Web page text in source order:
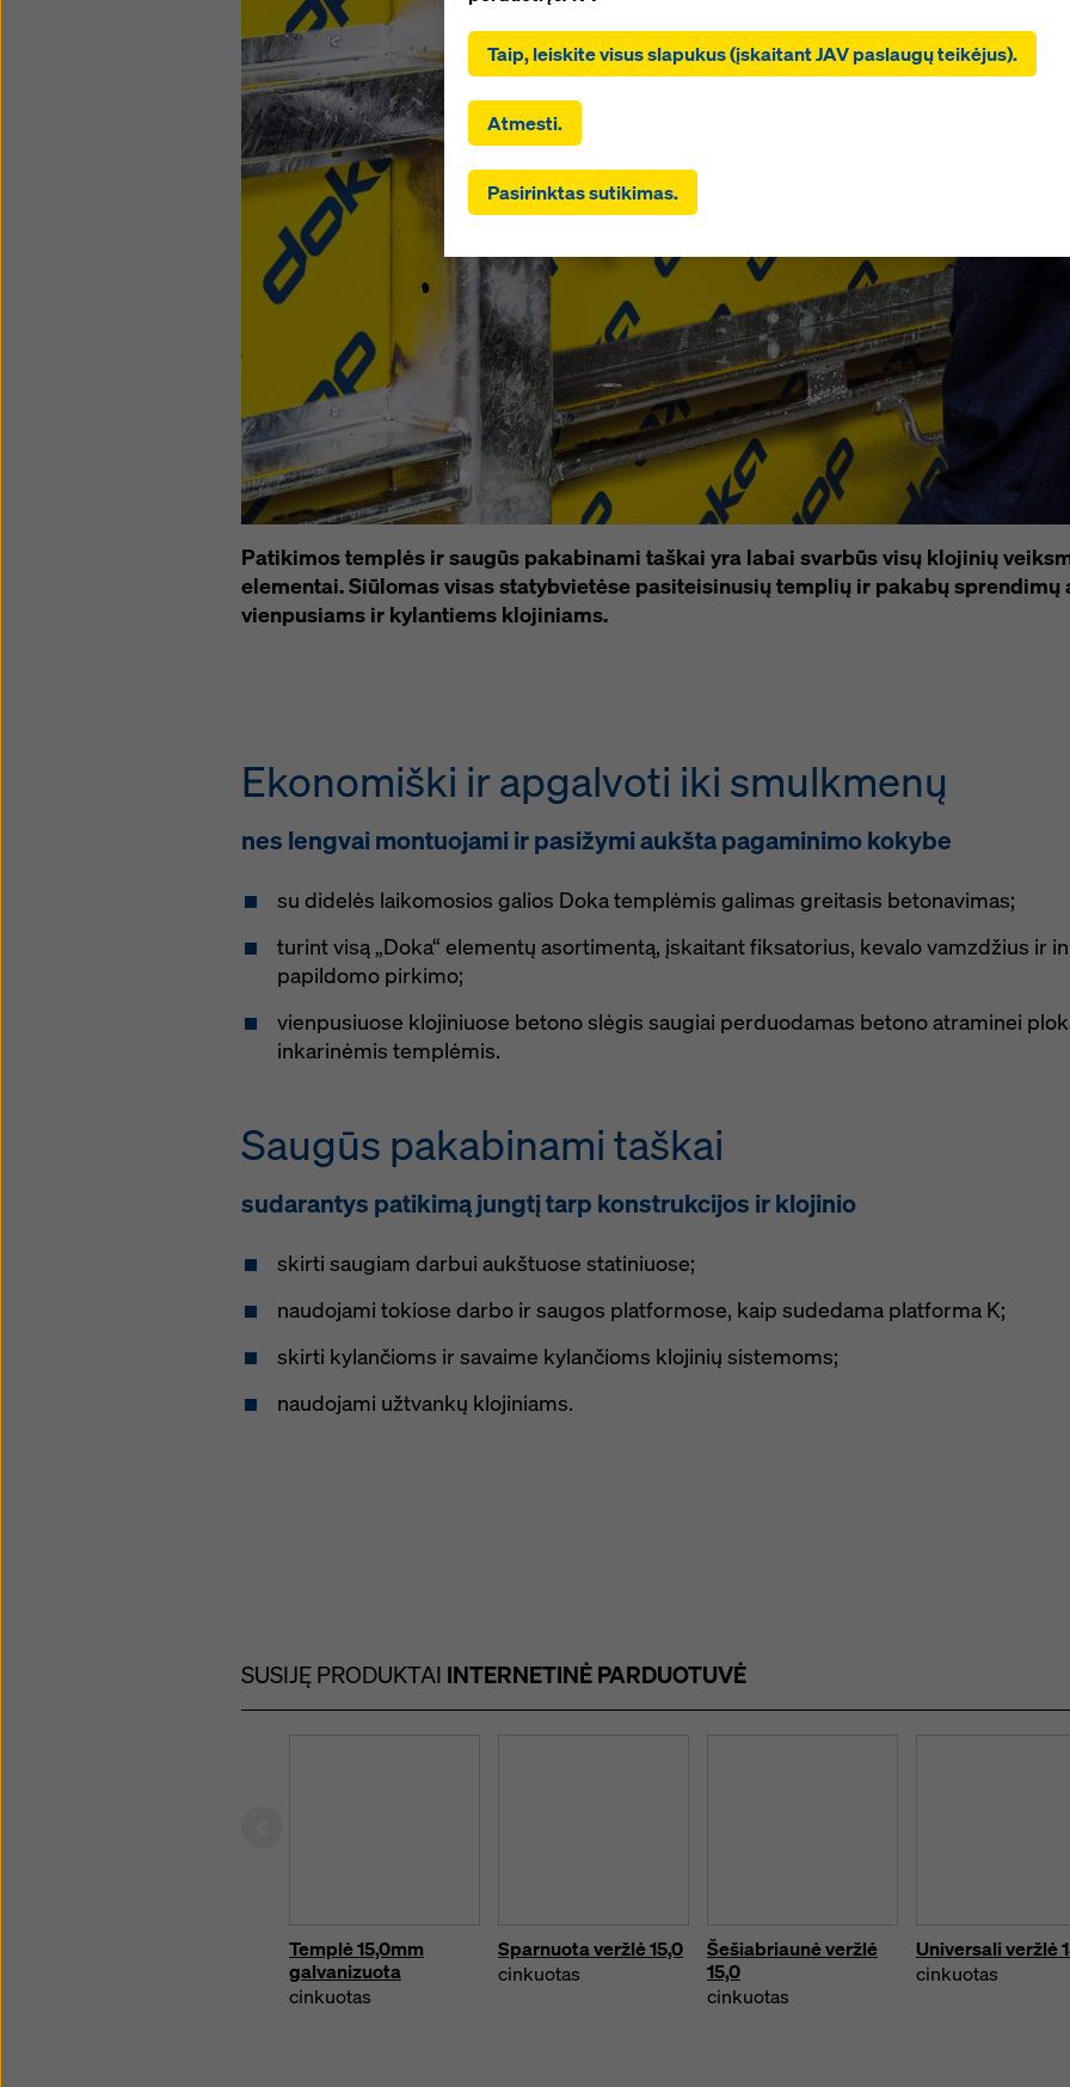
Patikimos templės ir saugūs pakabinami taškai yra labai svarbūs visų klojinių
elementai. Siūlomas visas statybvietėse pasiteisinusių templių ir pakabų
vienpusiams ir kylantiems klojiniams.
Ekonomiški ir apgalvoti iki smulkmenų
nes lengvai montuojami ir pasižymi aukšta pagaminimo kokybe
su didelės laikomosios galios Doka templėmis galimas greitasis betonavimas;
turint visą „Doka“ elementų asortimentą, įskaitant fiksatorius, kevalo vamzdžius ir
papildomo pirkimo;
vienpusiuose klojiniuose betono slėgis saugiai perduodamas betono atraminei
inkarinėmis templėmis.
Saugūs pakabinami taškai
sudarantys patikimą jungtį tarp konstrukcijos ir klojinio
skirti saugiam darbui aukštuose statiniuose;
naudojami tokiose darbo ir saugos platformose, kaip sudedama platforma K;
skirti kylančioms ir savaime kylančioms klojinių sistemoms;
naudojami užtvankų klojiniams.
SUSIJĘ PRODUKTAI INTERNETINĖ PARDUOTUVĖ
Templė 15,0mm
galvanizuota
cinkuotas
Sparnuota veržlė 15,0
cinkuotas
Šešiabriaunė veržlė
15,0
cinkuotas
Universali veržlė
cinkuotas
sutinkate, kad būtų įdiegti ir naudojami visi slapukai. Spustelėdami
pasirinktais“, sutinkate su slapukais, kuriuos pasirinkote žymimaisiais
langeliais. Tai gali būti susiję ir su duomenų perdavimu į trečiąsias šalis,
perduoda duomenis į trečiąsias šalis, kuriose nėra sprendimo dėl
pagal BDAR 45 straipsnį ir tinkamų apsaugos priemonių pagal BDAR 46
straipsnį, jūsų sutikimas apima ir tai. Gali kilti pavojus, kad taip
duomenimis kontrolės ir stebėsenos tikslais galės naudotis šių trečiųjų
institucijos ir kad nėra veiksmingų teisinių apsaugos priemonių. Visus
„Atmesti“ arba koreguodami savosavo slapukų nustatymus
slapukų nustatymų šios svetainės apačioje ir naudodami atitinkamus
žymimuosius langelius. Savo sutikimą galite bet kada atšaukti su
poveikiu ir nenurodydami priežasties, paspaudę antsavo slapukų
šios svetainės apačioje.
Daugiau informacijos apie mūsų slapukus galite rastimūsų privatumo
politikoje. Taip pat siūlome galimybę pasirinkti slapukus (išplėstiniai
nustatymai).
Taip, leiskite visus slapukus (įskaitant JAV paslaugų teikėjus).
Atmesti.
Pasirinktas sutikimas.